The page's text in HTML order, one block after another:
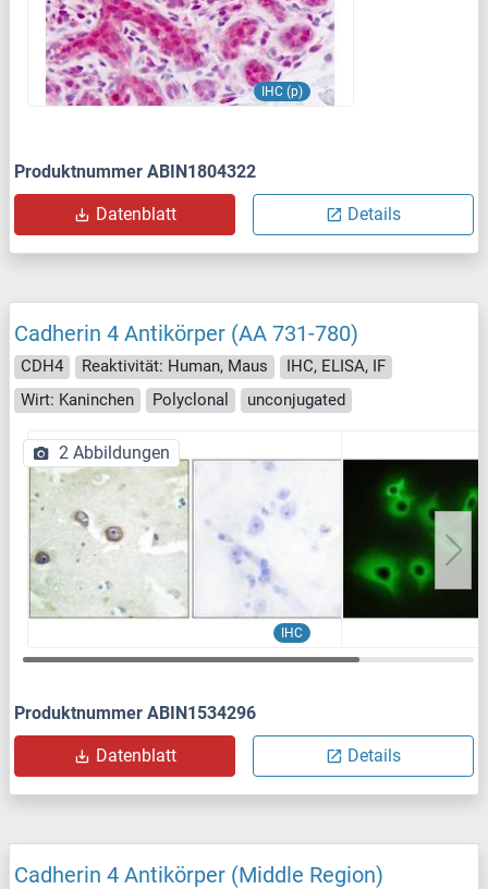
IHC (p)
Produktnummer ABIN1804322
Datenblatt Details
Cadherin 4 Antikörper (AA 731-780)
CDH4 Reaktivität: Human, Maus
IHC, ELISA, IF
Wirt: Kaninchen
Polyclonal unconjugated
IHC
2 Abbildungen
Produktnummer ABIN1534296
Datenblatt Details
Cadherin 4 Antikörper (Middle Region)